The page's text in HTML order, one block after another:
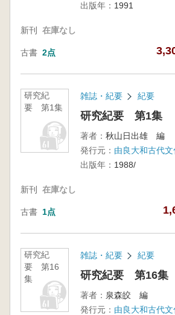
出版年： 1991
新刊 在庫なし
古書 2点
研究紀
要 第1集
雑誌・紀要 紀要
研究紀要 第1集
著者： 秋山日出雄 編
発行元： 由良大和古代
出版年： 1988/
新刊 在庫なし
古書 1点
研究紀
要 第16
集
雑誌・紀要 紀要
研究紀要 第16集
著者： 泉森皎 編
発行元： 由良大和古代